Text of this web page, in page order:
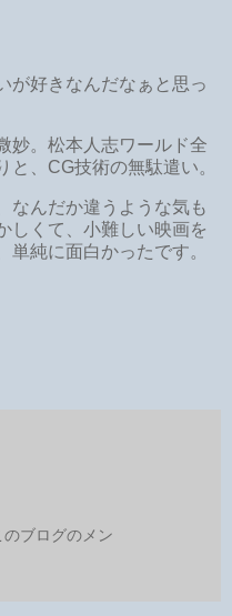
が好きなんだなぁと思っ
妙。松本人志ワールド全
と、CG技術の無駄遣い。
なんだか違うような気も
しくて、小難しい映画を
純に面白かったです。
ブログのメン